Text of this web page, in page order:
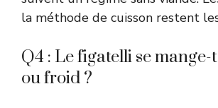
la méthode de cuisson restent
Q4 : Le figatelli se
ou froid ?